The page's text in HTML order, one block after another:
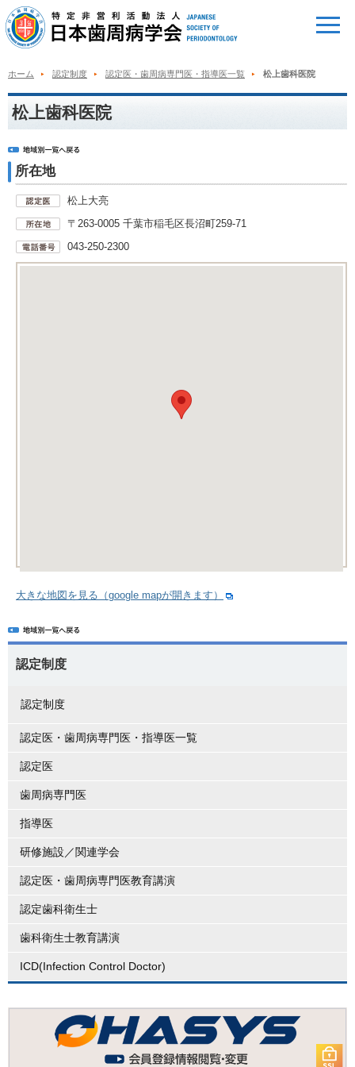
ホーム 認定制度 認定医・歯周病専門医・指導医一覧 松上歯科医院
松上歯科医院
所在地
松上大亮
〒263-0005 千葉市稲毛区長沼町259-71
043-250-2300
大きな地図を見る（google mapが開きます）
認定制度
認定制度
認定医・歯周病専門医・指導医一覧
認定医
歯周病専門医
指導医
研修施設／関連学会
認定医・歯周病専門医教育講演
認定歯科衛生士
歯科衛生士教育講演
ICD(Infection Control Doctor)